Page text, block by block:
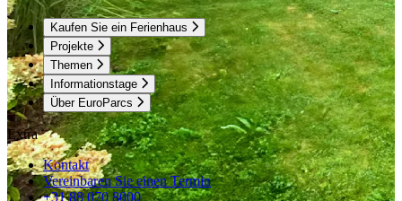
Kaufen Sie ein Ferienhaus
Projekte
Themen
Informationstage
Über EuroParcs
Extra
Kontakt
Vereinbaren Sie einen Termin
+31 88 070 8000